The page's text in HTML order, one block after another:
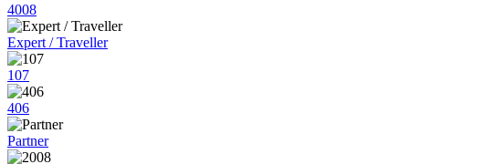
4008
Expert / Traveller
107
406
Partner